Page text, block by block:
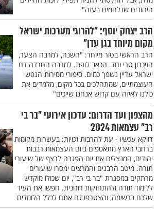
היהודים שנלחמים בעזה"
הרב יצחק יוסף: "להרוגי מערכות ישראל
מקום מיוחד בגן עדן"
הרב הראשי בטור מיוחד: "השנה, למרבה הצער,
הזיכרון טרי וחד. הכאב לופת. למרבה החרדה דם
ישראל עדיין נשפך כמים. סיפורי מסירות הנפש
העוצמתיים, שמתהלכים בכל מקום, מלמדים את
כולנו לאיזה עם קדוש אנחנו שייכים"
מהצפון ועד הדרום: עדכון אירועי "בר בי
רב" עצמאות 2024
דווקא עכשיו - עת להרבות זכויות: בעשרות מקומות
ברחבי הארץ מתאספים ביום העצמאות רבבות
יהודים, המנצלים את יום הפגרה לרצף של שיעורי
תורה. מיטב הרבנים והמרצים ימסרו שיעורים
מרתקים במסגרת "בר בי רב", יום שכולו מוקדש
ללימוד תורה ולהתחזקות רוחנית. חפשו את העיר
שלכם ברשימה, והצטרפו גם אתם לכלל הלומדים